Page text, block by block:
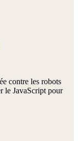
contre les robots
le JavaScript pour